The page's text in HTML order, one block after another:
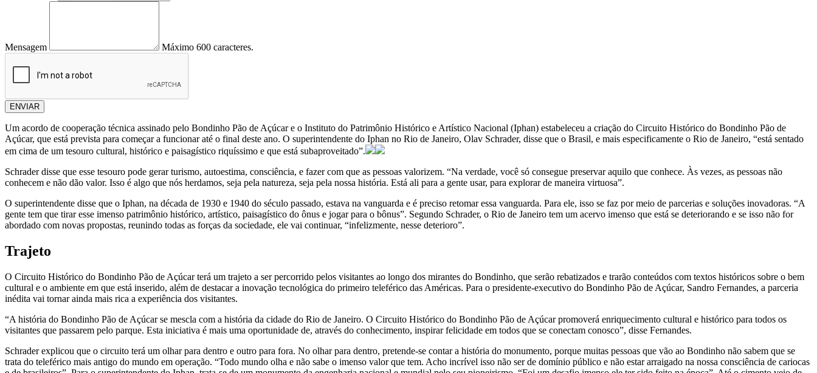
Mensagem Máximo 600 caracteres.
ENVIAR
Um acordo de cooperação técnica assinado pelo Bondinho Pão de Açúcar e o Instituto do Patrimônio Histórico e Artístico Nacional (Iphan) estabeleceu a criação do Circuito Histórico do Bondinho Pão de
Açúcar, que está prevista para começar a funcionar até o final deste ano. O superintendente do Iphan no Rio de Janeiro, Olav Schrader, disse que o Brasil, e mais especificamente o Rio de Janeiro, “está sentado
em cima de um tesouro cultural, histórico e paisagístico riquíssimo e que está subaproveitado”.
Schrader disse que esse tesouro pode gerar turismo, autoestima, consciência, e fazer com que as pessoas valorizem. “Na verdade, você só consegue preservar aquilo que conhece. Às vezes, as pessoas não
conhecem e não dão valor. Isso é algo que nós herdamos, seja pela natureza, seja pela nossa história. Está ali para a gente usar, para explorar de maneira virtuosa”.
O superintendente disse que o Iphan, na década de 1930 e 1940 do século passado, estava na vanguarda e é preciso retomar essa vanguarda. Para ele, isso se faz por meio de parcerias e soluções inovadoras. “A
gente tem que tirar esse imenso patrimônio histórico, artístico, paisagístico do ônus e jogar para o bônus”. Segundo Schrader, o Rio de Janeiro tem um acervo imenso que está se deteriorando e se isso não for
abordado com novas propostas, reunindo todas as forças da sociedade, ele vai continuar, “infelizmente, nesse deterioro”.
Trajeto
O Circuito Histórico do Bondinho Pão de Açúcar terá um trajeto a ser percorrido pelos visitantes ao longo dos mirantes do Bondinho, que serão rebatizados e trarão conteúdos com textos históricos sobre o bem
cultural e o ambiente em que está inserido, além de destacar a inovação tecnológica do primeiro teleférico das Américas. Para o presidente-executivo do Bondinho Pão de Açúcar, Sandro Fernandes, a parceria
inédita vai tornar ainda mais rica a experiência dos visitantes.
“A história do Bondinho Pão de Açúcar se mescla com a história da cidade do Rio de Janeiro. O Circuito Histórico do Bondinho Pão de Açúcar promoverá enriquecimento cultural e histórico para todos os
visitantes que passarem pelo parque. Esta iniciativa é mais uma oportunidade de, através do conhecimento, inspirar felicidade em todos que se conectam conosco”, disse Fernandes.
Schrader explicou que o circuito terá um olhar para dentro e outro para fora. No olhar para dentro, pretende-se contar a história do monumento, porque muitas pessoas que vão ao Bondinho não sabem que se
trata do teleférico mais antigo do mundo em operação. “Todo mundo olha e não sabe o imenso valor que tem. Acho incrível isso não ser de domínio público e não estar arraigado na nossa consciência de cariocas